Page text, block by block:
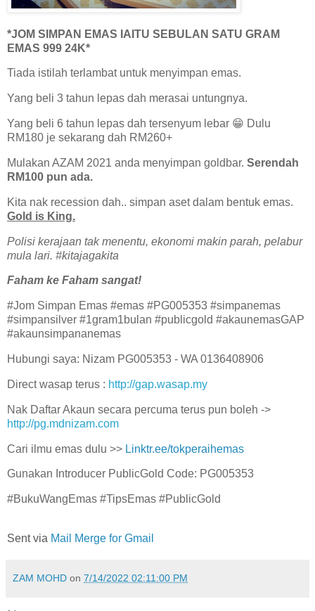
*JOM SIMPAN EMAS IAITU SEBULAN SATU GRAM
EMAS 999 24K*
Tiada istilah terlambat untuk menyimpan emas.
Yang beli 3 tahun lepas dah merasai untungnya.
Yang beli 6 tahun lepas dah tersenyum lebar 😁 Dulu
RM180 je sekarang dah RM260+
Mulakan AZAM 2021 anda menyimpan goldbar. Serendah
RM100 pun ada.
Kita nak recession dah.. simpan aset dalam bentuk emas.
Gold is King.
Polisi kerajaan tak menentu, ekonomi makin parah, pelabur
mula lari. #kitajagakita
Faham ke Faham sangat!
#Jom Simpan Emas #emas #PG005353 #simpanemas
#simpansilver #1gram1bulan #publicgold #akaunemasGAP
#akaunsimpananemas
Hubungi saya: Nizam PG005353 - WA 0136408906
Direct wasap terus : http://gap.wasap.my
Nak Daftar Akaun secara percuma terus pun boleh ->
http://pg.mdnizam.com
Cari ilmu emas dulu >> Linktr.ee/tokperaihemas
Gunakan Introducer PublicGold Code: PG005353
#BukuWangEmas #TipsEmas #PublicGold
Sent via Mail Merge for Gmail
ZAM MOHD on 7/14/2022 02:11:00 PM